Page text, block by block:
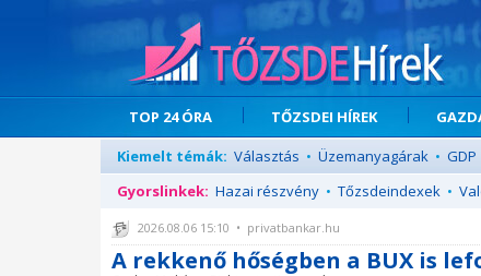
TOP 24 ÓRA TŐZSDEI HÍREK
Kiemelt témák: Választás • Üzemanyagárak • GDP
Gyorslinkek: Hazai részvény • Tőzsdeindexek •
2026.08.06 15:10 • privatbankar.hu
A rekkenő hőségben a BUX is